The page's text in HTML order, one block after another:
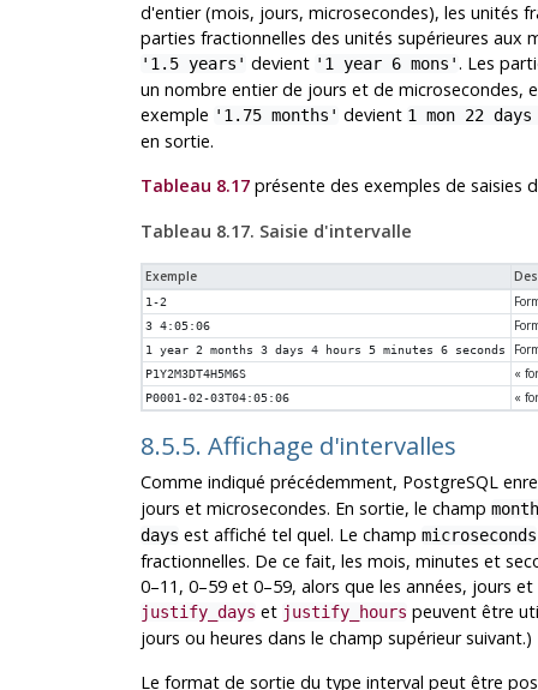
d'entier (mois, jours, microsecondes), les unités
parties fractionnelles des unités supérieures
'1.5 years' devient '1 year 6 mons'. Les
un nombre entier de jours et de microsecondes,
exemple '1.75 months' devient 1 mon 22
en sortie.
Tableau 8.17présente des exemples de saisies
Tableau 8.17. Saisie d'intervalle
Exemple
1-2
3 4:05:06
1 year 2 months 3 days 4 hours 5 minutes 6 seconds
P1Y2M3DT4H5M6S «
P0001-02-03T04:05:06 «
8.5.5. Affichage d'intervalles
Comme indiqué précédemment, PostgreSQL
jours et microsecondes. En sortie, le champ
days est affiché tel quel. Le champ microseconds
fractionnelles. De ce fait, les mois, minutes et
0–11, 0–59 et 0–59, alors que les années, jours
justify_days et justify_hours peuvent être
jours ou heures dans le champ supérieur suivant.)
Le format de sortie du type interval peut être